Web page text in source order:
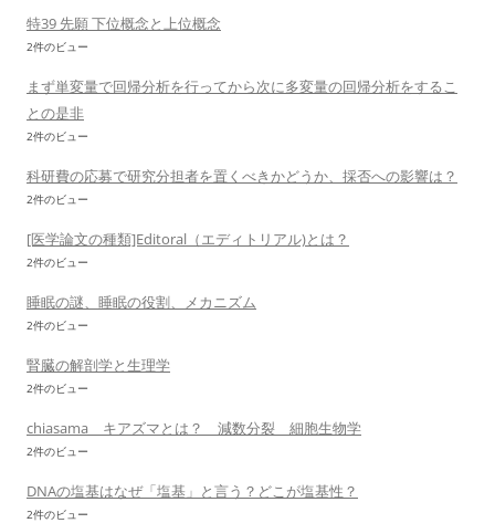
特39 先願 下位概念と上位概念
2件のビュー
まず単変量で回帰分析を行ってから次に多変量の回帰分析をするこ
との是非
2件のビュー
科研費の応募で研究分担者を置くべきかどうか、採否への影響は？
2件のビュー
[医学論文の種類]Editoral（エディトリアル)とは？
2件のビュー
睡眠の謎、睡眠の役割、メカニズム
2件のビュー
腎臓の解剖学と生理学
2件のビュー
chiasama キアズマとは？ 減数分裂 細胞生物学
2件のビュー
DNAの塩基はなぜ「塩基」と言う？どこが塩基性？
2件のビュー